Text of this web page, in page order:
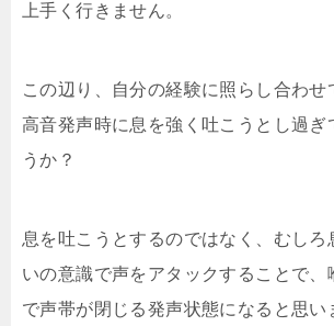
上手く行きません。
この辺り、自分の経験に照らし合わせ
高音発声時に息を強く吐こうとし過ぎ
うか？
息を吐こうとするのではなく、むしろ
いの意識で声をアタックすることで、
で声帯が閉じる発声状態になると思い